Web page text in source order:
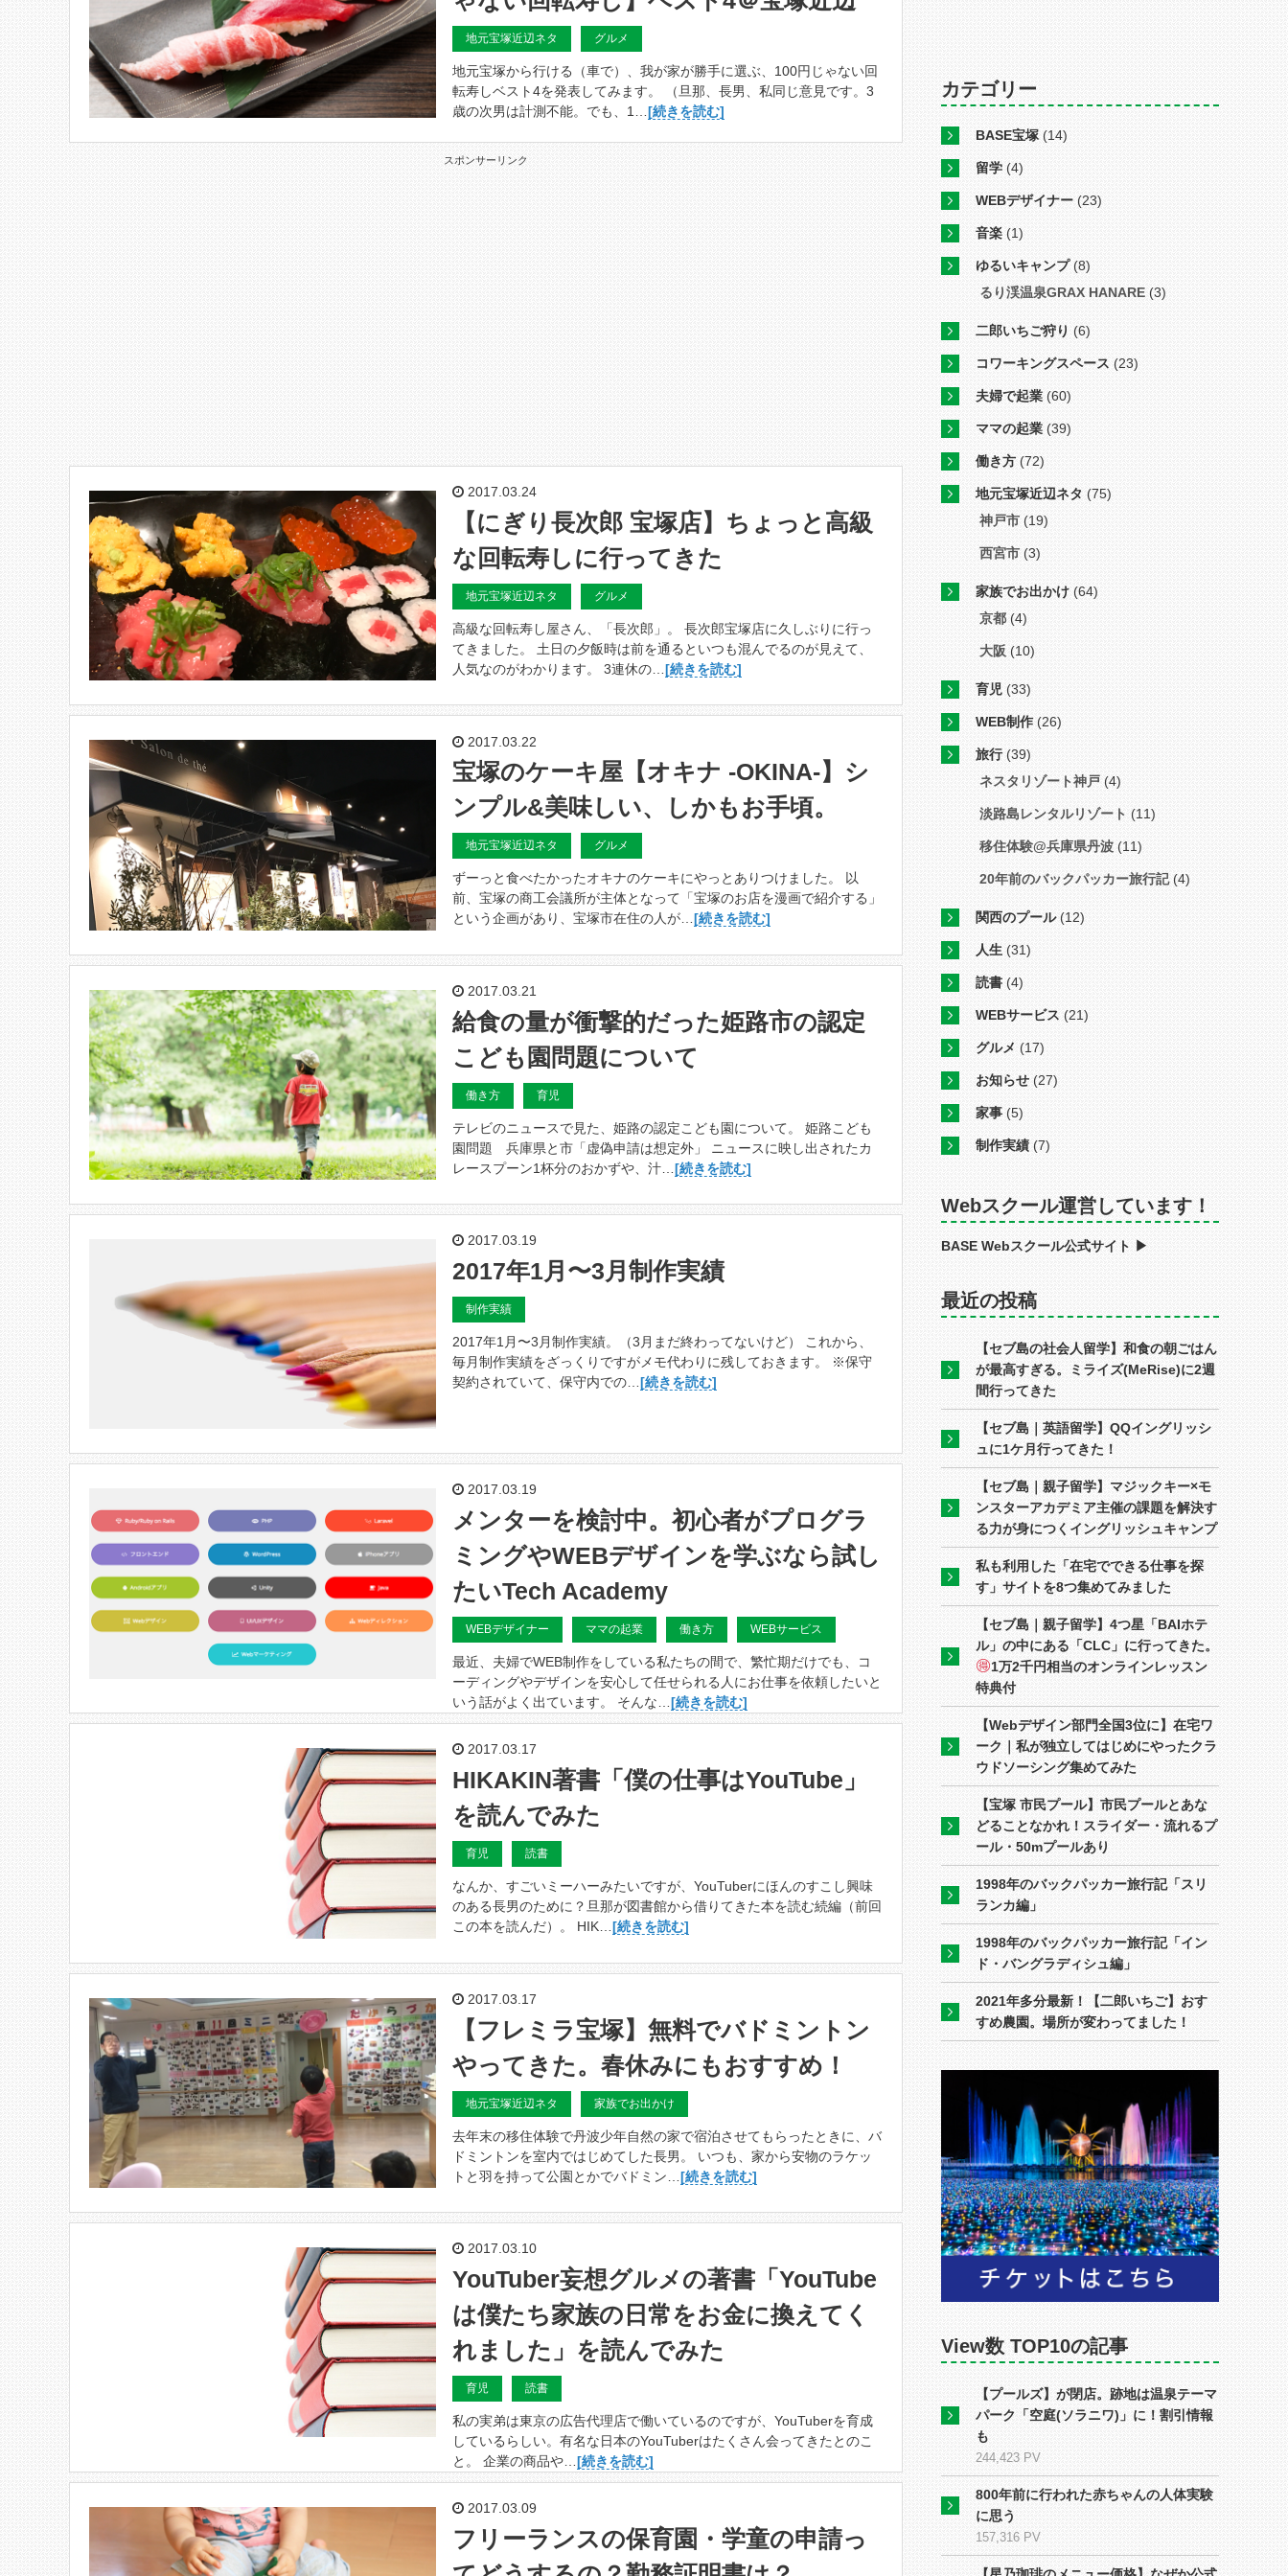
地元宝塚近辺ネタ グルメ
地元宝塚から行ける（車で）、我が家が勝手に選ぶ、100円じゃない回
転寿しベスト4を発表してみます。 （旦那、長男、私同じ意見です。3
歳の次男は計測不能。でも、1…[続きを読む]
スポンサーリンク
2017.03.24
【にぎり長次郎 宝塚店】ちょっと高級
な回転寿しに行ってきた
地元宝塚近辺ネタ グルメ
高級な回転寿し屋さん、「長次郎」。 長次郎宝塚店に久しぶりに行っ
てきました。 土日の夕飯時は前を通るといつも混んでるのが見えて、
人気なのがわかります。 3連休の…[続きを読む]
2017.03.22
宝塚のケーキ屋【オキナ -OKINA-】シ
ンプル&美味しい、しかもお手頃。
地元宝塚近辺ネタ グルメ
ずーっと食べたかったオキナのケーキにやっとありつけました。 以
前、宝塚の商工会議所が主体となって「宝塚のお店を漫画で紹介する」
という企画があり、宝塚市在住の人が…[続きを読む]
2017.03.21
給食の量が衝撃的だった姫路市の認定
こども園問題について
働き方 育児
テレビのニュースで見た、姫路の認定こども園について。 姫路こども
園問題 兵庫県と市「虚偽申請は想定外」 ニュースに映し出されたカ
レースプーン1杯分のおかずや、汁…[続きを読む]
2017.03.19
2017年1月〜3月制作実績
制作実績
2017年1月〜3月制作実績。（3月まだ終わってないけど） これから、
毎月制作実績をざっくりですがメモ代わりに残しておきます。 ※保守
契約されていて、保守内での…[続きを読む]
2017.03.19
メンターを検討中。初心者がプログラ
ミングやWEBデザインを学ぶなら試し
たいTech Academy
WEBデザイナー ママの起業 働き方 WEBサービス
最近、夫婦でWEB制作をしている私たちの間で、繁忙期だけでも、コ
ーディングやデザインを安心して任せられる人にお仕事を依頼したいと
いう話がよく出ています。 そんな…[続きを読む]
2017.03.17
HIKAKIN著書「僕の仕事はYouTube」
を読んでみた
育児 読書
なんか、すごいミーハーみたいですが、YouTuberにほんのすこし興味
のある長男のために？旦那が図書館から借りてきた本を読む続編（前回
この本を読んだ）。 HIK…[続きを読む]
2017.03.17
【フレミラ宝塚】無料でバドミントン
やってきた。春休みにもおすすめ！
地元宝塚近辺ネタ 家族でお出かけ
去年末の移住体験で丹波少年自然の家で宿泊させてもらったときに、バ
ドミントンを室内ではじめてした長男。 いつも、家から安物のラケッ
トと羽を持って公園とかでバドミン…[続きを読む]
2017.03.10
YouTuber妄想グルメの著書「YouTube
は僕たち家族の日常をお金に換えてく
れました」を読んでみた
育児 読書
私の実弟は東京の広告代理店で働いているのですが、YouTuberを育成
しているらしい。有名な日本のYouTuberはたくさん会ってきたとのこ
と。 企業の商品や…[続きを読む]
2017.03.09
フリーランスの保育園・学童の申請っ
カテゴリー
BASE宝塚(14)
留学 (4)
WEBデザイナー (23)
音楽 (1)
ゆるいキャンプ(8)
るり渓温泉GRAX HANARE (3)
二郎いちご狩り (6)
コワーキングスペース (23)
夫婦で起業 (60)
ママの起業 (39)
働き方(72)
地元宝塚近辺ネタ (75)
神戸市 (19)
西宮市 (3)
家族でお出かけ (64)
京都(4)
大阪 (10)
育児 (33)
WEB制作(26)
旅行(39)
ネスタリゾート神戸 (4)
淡路島レンタルリゾート (11)
移住体験@兵庫県丹波 (11)
20年前のバックパッカー旅行記(4)
関西のプール(12)
人生 (31)
読書 (4)
WEBサービス (21)
グルメ (17)
お知らせ (27)
家事 (5)
制作実績 (7)
Webスクール運営しています！
BASE Webスクール公式サイト ▶︎
最近の投稿
【セブ島の社会人留学】和食の朝ごはん
が最高すぎる。ミライズ(MeRise)に2週
間行ってきた
【セブ島｜英語留学】QQイングリッシ
ュに1ケ月行ってきた！
【セブ島｜親子留学】マジックキー×モ
ンスターアカデミア主催の課題を解決す
る力が身につくイングリッシュキャンプ
私も利用した「在宅でできる仕事を探
す」サイトを8つ集めてみました
【セブ島｜親子留学】4つ星「BAIホテ
ル」の中にある「CLC」に行ってきた。
1万2千円相当のオンラインレッスン
特典付
【Webデザイン部門全国3位に】在宅ワ
ーク｜私が独立してはじめにやったクラ
ウドソーシング集めてみた
【宝塚 市民プール】市民プールとあな
どることなかれ！スライダー・流れるプ
ール・50mプールあり
1998年のバックパッカー旅行記「スリ
ランカ編」
1998年のバックパッカー旅行記「イン
ド・バングラディシュ編」
2021年多分最新！【二郎いちご】おす
すめ農園。場所が変わってました！
View数 TOP10の記事
【プールズ】が閉店。跡地は温泉テーマ
パーク「空庭(ソラニワ)」に！割引情報
も
244,423 PV
800年前に行われた赤ちゃんの人体実験
に思う
157,316 PV